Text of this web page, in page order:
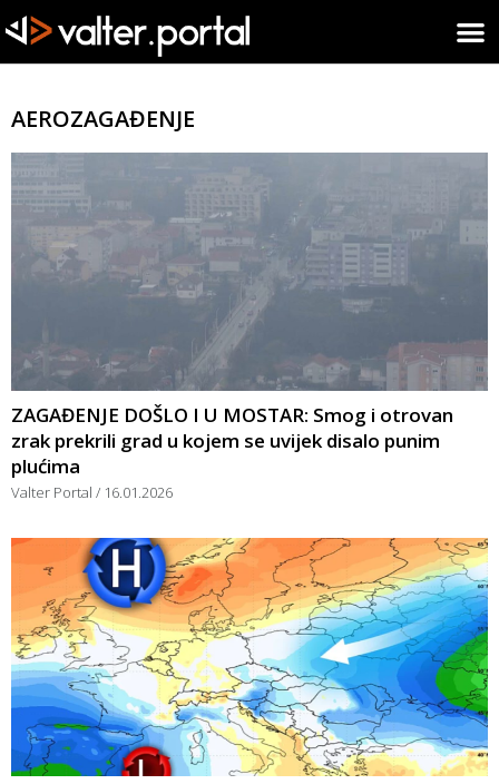
AEROZAGAĐENJE
ZAGAĐENJE DOŠLO I U MOSTAR: Smog i otrovan
zrak prekrili grad u kojem se uvijek disalo punim
plućima
Valter Portal 16.01.2026